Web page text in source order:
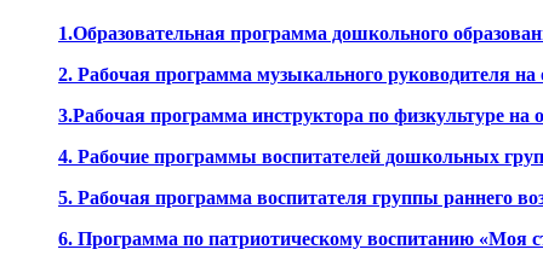
1.Образовательная программа дошкольного
2. Рабочая программа музыкального руководителя
3.Рабочая программа инструктора по физкультуре
4. Рабочие программы воспитателей дошкольных
5. Рабочая программа воспитателя группы раннего
6. Программа по патриотическому воспитанию «Моя